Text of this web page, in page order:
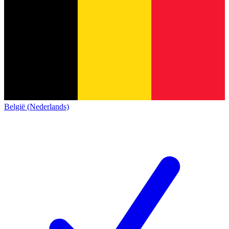
België (Nederlands)